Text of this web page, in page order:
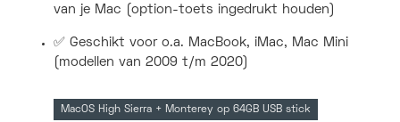
van je Mac (option-toets ingedrukt houden)
✅ Geschikt voor o.a. MacBook, iMac, Mac Mini
(modellen van 2009 t/m 2020)
MacOS High Sierra + Monterey op 64GB USB stick